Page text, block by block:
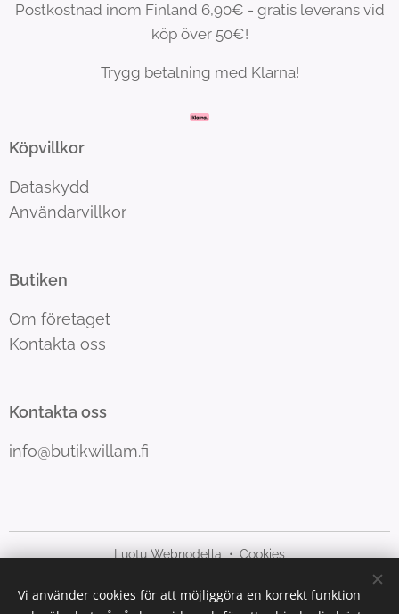
Postkostnad inom Finland 6,90€ - gratis leverans vid
köp över 50€!
Trygg betalning med Klarna!
Köpvillkor
Dataskydd
Användarvillkor
Butiken
Om företaget
Kontakta oss
Kontakta oss
info@butikwillam.fi
Luotu Webnodella Cookies
Språk
Vi använder cookies för att möjliggöra en korrekt funktion